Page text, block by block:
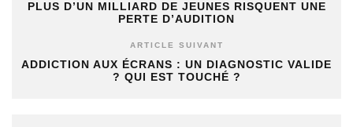
PLUS D’UN MILLIARD DE JEUNES RISQUENT UNE
PERTE D’AUDITION
ARTICLE SUIVANT
ADDICTION AUX ÉCRANS : UN DIAGNOSTIC VALIDE
? QUI EST TOUCHÉ ?